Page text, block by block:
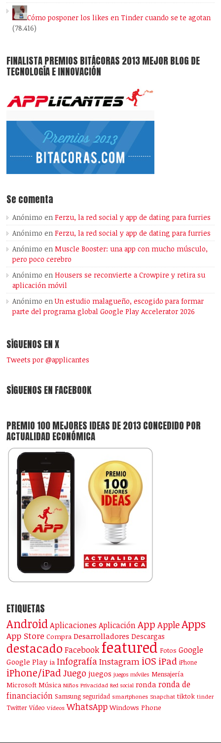
Cómo posponer los likes en Tinder cuando se te agotan
(78.416)
FINALISTA PREMIOS BITÁCORAS 2013 MEJOR BLOG DE
TECNOLOGÍA E INNOVACIÓN
Se comenta
Anónimo enFerzu, la red social y app de dating para furries
Anónimo enFerzu, la red social y app de dating para furries
Anónimo enMuscle Booster: una app con mucho músculo,
pero poco cerebro
Anónimo enHousers se reconvierte a Crowpire y retira su
aplicación móvil
Anónimo enUn estudio malagueño, escogido para formar
parte del programa global Google Play Accelerator 2026
SÍGUENOS EN X
Tweets por @applicantes
SÍGUENOS EN FACEBOOK
PREMIO 100 MEJORES IDEAS DE 2013 CONCEDIDO POR
ACTUALIDAD ECONÓMICA
ETIQUETAS
Android Aplicaciones Aplicación App AppleApps
App Store Compra Desarrolladores Descargas
destacado Facebook featured Fotos Google
Google Play ia Infografía Instagram iOS iPad iPhone
iPhone/iPad Juego juegos juegos móviles Mensajería
Microsoft Música Niños Privacidad Red social ronda ronda de
financiación Samsung seguridad smartphones Snapchat tiktok tinder
Twitter Vídeo Vídeos WhatsApp Windows Phone